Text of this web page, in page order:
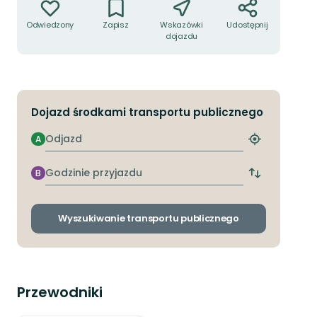
Odwiedzony Zapisz
Wskazówki
dojazdu
Udostępnij
Dojazd środkami transportu publicznego
Odjazd
A
Znajdź
przystanek
Godzinie
przyjazdu
B
Zmiana
odjazdu
przyjazdu
Wyszukiwanie transportu publicznego
Przewodniki